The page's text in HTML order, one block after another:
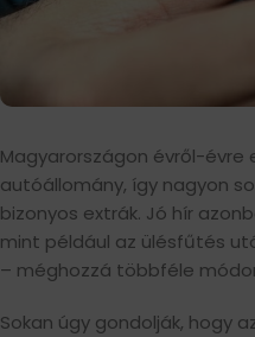
Magyarországon évről-évre
autóállomány, így nagyon
bizonyos extrák. Jó hír
mint például az ülésfűtés
– méghozzá többféle
Sokan úgy gondolják, hogy